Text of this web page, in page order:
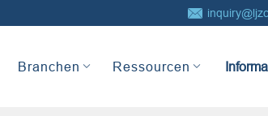

Branchen Ressourcen